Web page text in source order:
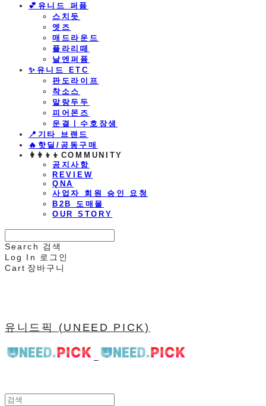
💕유니드 퍼퓸
스치듯
엣즈
매드라운드
플라리떼
날엔퍼퓸
​✨유니드 ETC
판도라이프
착소스
말랑두두
피어몬즈
운결ㅣ수호장생
📍기타 브랜드
🔥핫딜/공동구매
👩‍👩‍👦‍👦COMMUNITY
공지사항
REVIEW
QNA
사업자 회원 승인 요청
B2B 도매몰
OUR STORY
Search
검색
Log In
로그인
Cart 장바구니
유니드픽 (UNEED PICK)